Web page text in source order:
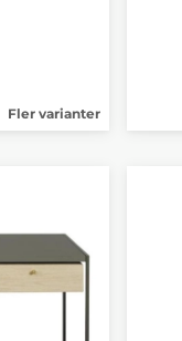
Fler varianter